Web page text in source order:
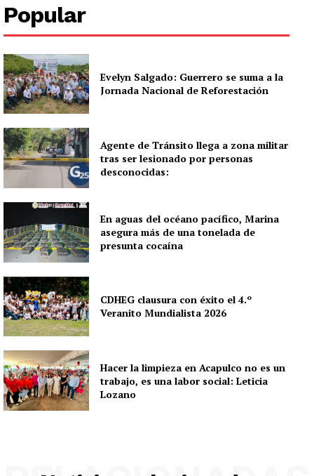
Popular
Evelyn Salgado: Guerrero se suma a la
Jornada Nacional de Reforestación
Agente de Tránsito llega a zona militar
tras ser lesionado por personas
desconocidas:
En aguas del océano pacífico, Marina
asegura más de una tonelada de
presunta cocaína
CDHEG clausura con éxito el 4.º
Veranito Mundialista 2026
Hacer la limpieza en Acapulco no es un
trabajo, es una labor social: Leticia
Lozano